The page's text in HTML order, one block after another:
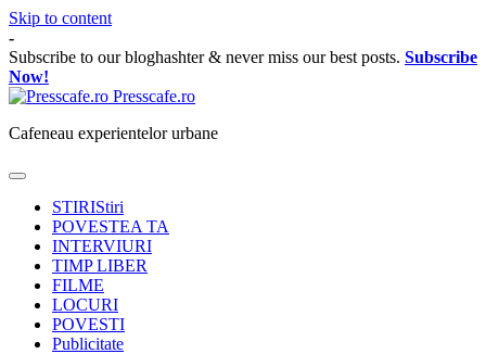
Skip to content
-
Subscribe to our bloghashter & never miss our best posts. Subscribe
Now!
Presscafe.ro
Cafeneau experientelor urbane
STIRIStiri
POVESTEA TA
INTERVIURI
TIMP LIBER
FILME
LOCURI
POVESTI
Publicitate